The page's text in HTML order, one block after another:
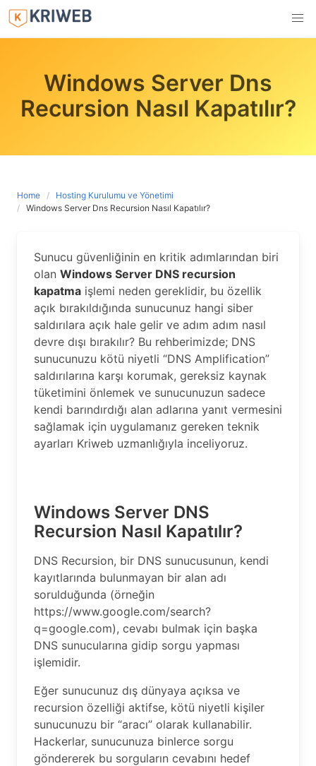
Skip
to
content
Windows Server Dns
Recursion Nasıl Kapatılır?
Home
Hosting Kurulumu ve Yönetimi
Windows Server Dns Recursion Nasıl Kapatılır?
Sunucu güvenliğinin en kritik adımlarından biri
olan Windows Server DNS recursion
kapatma işlemi neden gereklidir, bu özellik
açık bırakıldığında sunucunuz hangi siber
saldırılara açık hale gelir ve adım adım nasıl
devre dışı bırakılır? Bu rehberimizde; DNS
sunucunuzu kötü niyetli “DNS Amplification”
saldırılarına karşı korumak, gereksiz kaynak
tüketimini önlemek ve sunucunuzun sadece
kendi barındırdığı alan adlarına yanıt vermesini
sağlamak için uygulamanız gereken teknik
ayarları Kriweb uzmanlığıyla inceliyoruz.
Windows Server DNS
Recursion Nasıl Kapatılır?
DNS Recursion, bir DNS sunucusunun, kendi
kayıtlarında bulunmayan bir alan adı
sorulduğunda (örneğin
https://www.google.com/search?
q=google.com), cevabı bulmak için başka
DNS sunucularına gidip sorgu yapması
işlemidir.
Eğer sunucunuz dış dünyaya açıksa ve
recursion özelliği aktifse, kötü niyetli kişiler
sunucunuzu bir “aracı” olarak kullanabilir.
Hackerlar, sunucunuza binlerce sorgu
göndererek bu sorguların cevabını hedef